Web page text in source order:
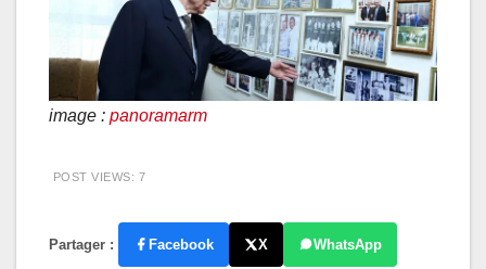
image : panoramarm
POST VIEWS: 7
Partager : Facebook X WhatsApp